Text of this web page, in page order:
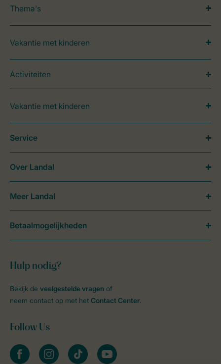
Thema's
Vakantie met kinderen
Activiteiten
Vakantie met kinderen
Hulp nodig?
Bekijk de veelgestelde vragen of
neem contact op met het Contact Center.
Follow Us
facebookinstagramtiktok youtube
Service
Over Landal
Meer Landal
Betaalmogelijkheden